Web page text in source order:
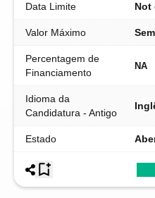
Data Limite Not
Valor Máximo
Percentagem de
Financiamento
NA
Idioma da
Candidatura - Antigo
Estado